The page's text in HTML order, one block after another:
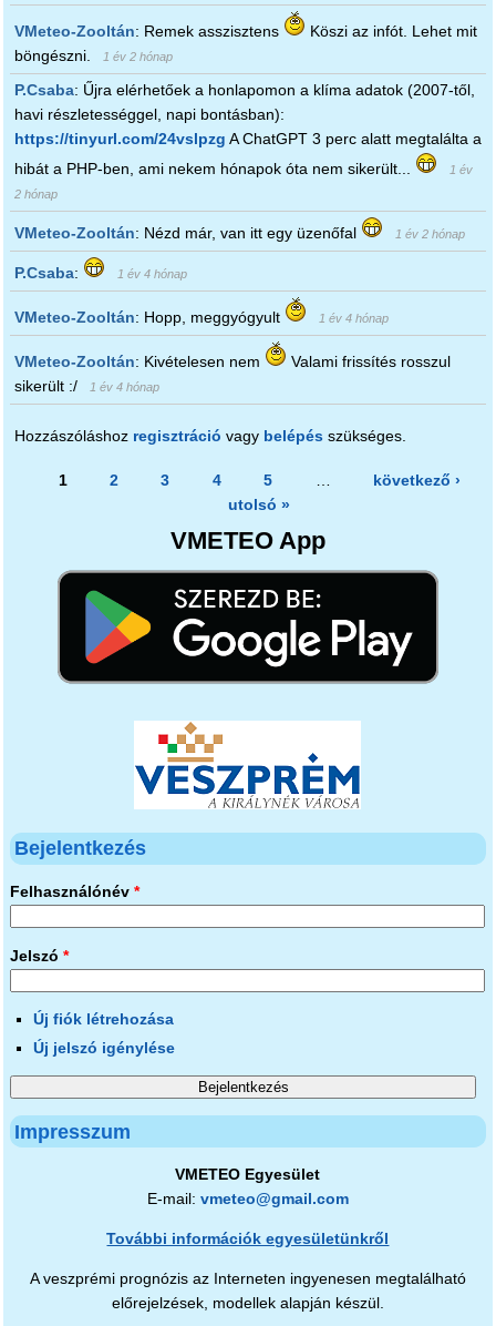
VMeteo-Zooltán: Remek asszisztens
Köszi az infót. Lehet mit
böngészni.
1 év 2 hónap
P.Csaba: Űjra elérhetőek a honlapomon a klíma adatok (2007-től,
havi részletességgel, napi bontásban):
https://tinyurl.com/24vslpzg A ChatGPT 3 perc alatt megtalálta a
hibát a PHP-ben, ami nekem hónapok óta nem sikerült...
1 év
2 hónap
VMeteo-Zooltán: Nézd már, van itt egy üzenőfal 1 év 2 hónap
P.Csaba: 1 év 4 hónap
VMeteo-Zooltán: Hopp, meggyógyult 1 év 4 hónap
VMeteo-Zooltán: Kivételesen nem
Valami frissítés rosszul
sikerült :/
1 év 4 hónap
Hozzászóláshoz regisztráció vagy belépés szükséges.
Oldalak
1 2 3 4 5
következő ›
utolsó »
VMETEO App
Bejelentkezés
Felhasználónév *
Jelszó *
Új fiók létrehozása
Új jelszó igénylése
Impresszum
VMETEO Egyesület
E-mail: vmeteo@gmail.com
További információk egyesületünkről
A veszprémi prognózis az Interneten ingyenesen megtalálható
előrejelzések, modellek alapján készül.